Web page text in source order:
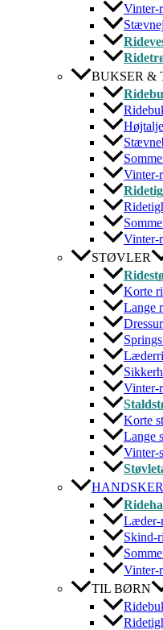
Vinter-
BUKSER &
Vinter-
Vinter-
STØVLER
Korte
Lange
Vinter-
Korte
Lange
Vinter-
HANDSKER
Læder-
Skind-
Vinter-
TIL BØRN